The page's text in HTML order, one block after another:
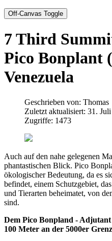
Off-Canvas Toggle
7 Third
Pico Bonplant
Venezuela
Geschrieben von: Thomas
Zuletzt aktualisiert: 31.
Zugriffe: 1473
Auch auf den nahe gelegenen
phantastischen Blick. Pico
ökologischer Bedeutung, da es
befindet, einem Schutzgebiet,
und Tierarten beheimatet, von
sind.
Dem Pico Bonpland -
100 Meter an der 5000er